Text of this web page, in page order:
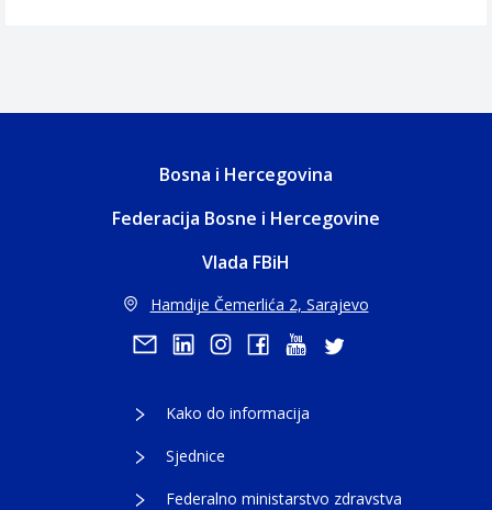
Bosna i Hercegovina
Federacija Bosne i Hercegovine
Vlada FBiH
Hamdije Čemerlića 2, Sarajevo
Kako do informacija
Sjednice
Federalno ministarstvo zdravstva